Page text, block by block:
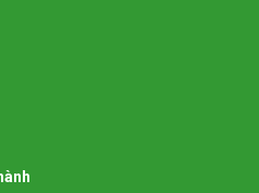
được xử lý hiệu quả. Sản phẩm